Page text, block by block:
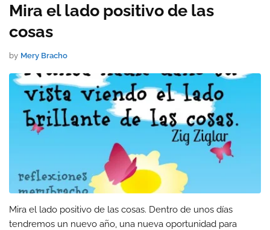
Mira el lado positivo de las
cosas
by Mery Bracho
Mira el lado positivo de las cosas. Dentro de unos días
tendremos un nuevo año, una nueva oportunidad para